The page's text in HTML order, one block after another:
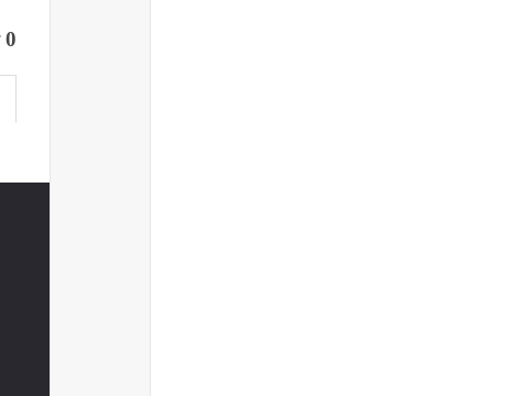
0 تعليق